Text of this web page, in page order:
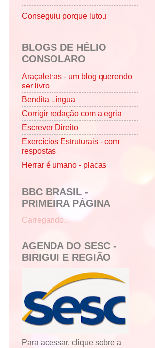
Conseguiu porque lutou
BLOGS DE HÉLIO
CONSOLARO
Araçaletras - um blog querendo
ser livro
Bendita Língua
Corrigir redação com alegria
Escrever Direito
Exercícios Estruturais - com
respostas
Herrar é umano - placas
BBC BRASIL -
PRIMEIRA PÁGINA
Carregando...
AGENDA DO SESC -
BIRIGUI E REGIÃO
Para acessar, clique sobre a